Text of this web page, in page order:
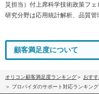
災担当）付上席科学技術政策フェ
研究分野は応用統計解析、品質管
顧客満足度について
オリコン顧客満足度ランキング おす
プロバイダのサポート対応ランキン